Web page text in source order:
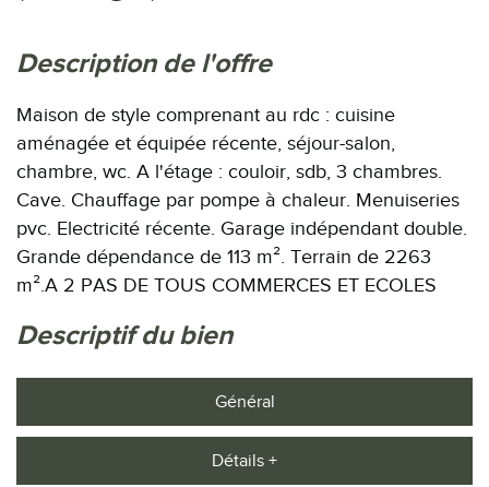
description de l'offre
Maison de style comprenant au rdc : cuisine
aménagée et équipée récente, séjour-salon,
chambre, wc. A l'étage : couloir, sdb, 3 chambres.
Cave. Chauffage par pompe à chaleur. Menuiseries
pvc. Electricité récente. Garage indépendant double.
Grande dépendance de 113 m². Terrain de 2263
m².A 2 PAS DE TOUS COMMERCES ET ECOLES
descriptif du bien
Général
Détails +